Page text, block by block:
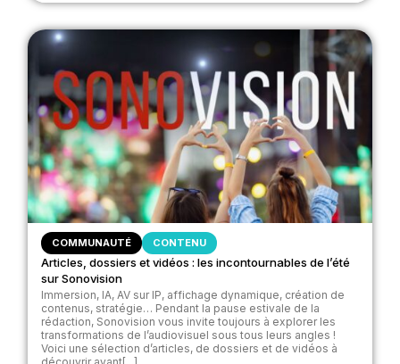
COMMUNAUTÉ CONTENU
Articles, dossiers et vidéos : les incontournables de l’été
sur Sonovision
Immersion, IA, AV sur IP, affichage dynamique, création de
contenus, stratégie… Pendant la pause estivale de la
rédaction, Sonovision vous invite toujours à explorer les
transformations de l’audiovisuel sous tous leurs angles !
Voici une sélection d’articles, de dossiers et de vidéos à